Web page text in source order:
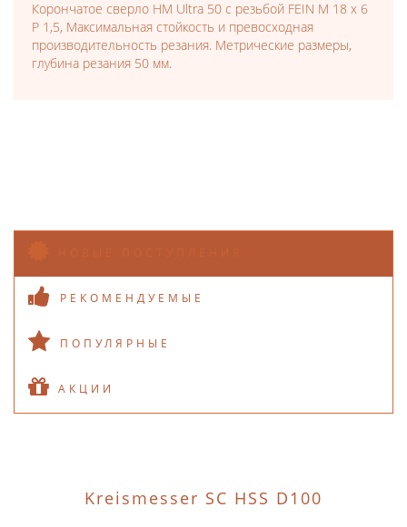
Корончатое сверло HM Ultra 50 с резьбой FEIN M 18 x 6
P 1,5, Максимальная стойкость и превосходная
производительность резания. Метрические размеры,
глубина резания 50 мм.
РЕКОМЕНДУЕМЫЕ
ПОПУЛЯРНЫЕ
АКЦИИ
Kreismesser SC HSS D100